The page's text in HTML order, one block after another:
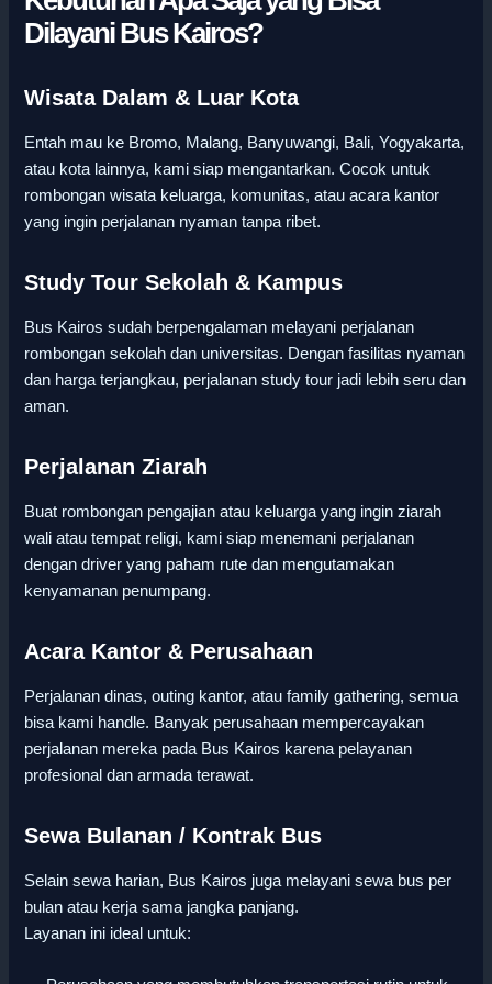
Dilayani Bus Kairos?
Wisata Dalam & Luar Kota
Entah mau ke Bromo, Malang, Banyuwangi, Bali, Yogyakarta,
atau kota lainnya, kami siap mengantarkan. Cocok untuk
rombongan wisata keluarga, komunitas, atau acara kantor
yang ingin perjalanan nyaman tanpa ribet.
Study Tour Sekolah & Kampus
Bus Kairos sudah berpengalaman melayani perjalanan
rombongan sekolah dan universitas. Dengan fasilitas nyaman
dan harga terjangkau, perjalanan study tour jadi lebih seru dan
aman.
Perjalanan Ziarah
Buat rombongan pengajian atau keluarga yang ingin ziarah
wali atau tempat religi, kami siap menemani perjalanan
dengan driver yang paham rute dan mengutamakan
kenyamanan penumpang.
Acara Kantor & Perusahaan
Perjalanan dinas, outing kantor, atau family gathering, semua
bisa kami handle. Banyak perusahaan mempercayakan
perjalanan mereka pada Bus Kairos karena pelayanan
profesional dan armada terawat.
Sewa Bulanan / Kontrak Bus
Selain sewa harian, Bus Kairos juga melayani sewa bus per
bulan atau kerja sama jangka panjang.
Layanan ini ideal untuk: